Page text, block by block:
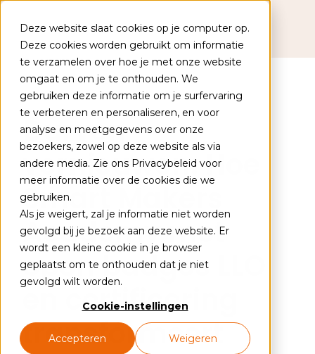
Deze website slaat cookies op je computer op.
Deze cookies worden gebruikt om informatie
te verzamelen over hoe je met onze website
omgaat en om je te onthouden. We
gebruiken deze informatie om je surfervaring
te verbeteren en personaliseren, en voor
analyse en meetgegevens over onze
bezoekers, zowel op deze website als via
andere media. Zie ons Privacybeleid voor
meer informatie over de cookies die we
gebruiken.
Als je weigert, zal je informatie niet worden
gevolgd bij je bezoek aan deze website. Er
wordt een kleine cookie in je browser
geplaatst om te onthouden dat je niet
gevolgd wilt worden.
Cookie-instellingen
Accepteren Weigeren
Populaire onderwerpen
Academies
Kennisbank
Leertrajecten
+31 (0) 79 353 14 05
Kalender
Contact
Durven
vernieuwen: Hoe
Smart Makers
Academy met
open badges LLO
en certificering
transformeert